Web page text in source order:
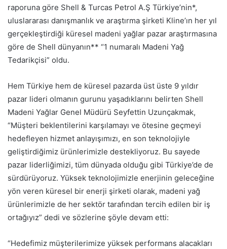
raporuna göre Shell & Turcas Petrol A.Ş Türkiye’nin*,
uluslararası danışmanlık ve araştırma şirketi Kline’ın her yıl
gerçekleştirdiği küresel madeni yağlar pazar araştırmasına
göre de Shell dünyanın** “1 numaralı Madeni Yağ
Tedarikçisi” oldu.
Hem Türkiye hem de küresel pazarda üst üste 9 yıldır
pazar lideri olmanın gurunu yaşadıklarını belirten Shell
Madeni Yağlar Genel Müdürü Seyfettin Uzunçakmak,
“Müşteri beklentilerini karşılamayı ve ötesine geçmeyi
hedefleyen hizmet anlayışımızı, en son teknolojiyle
geliştirdiğimiz ürünlerimizle destekliyoruz. Bu sayede
pazar liderliğimizi, tüm dünyada olduğu gibi Türkiye’de de
sürdürüyoruz. Yüksek teknolojimizle enerjinin geleceğine
yön veren küresel bir enerji şirketi olarak, madeni yağ
ürünlerimizle de her sektör tarafından tercih edilen bir iş
ortağıyız” dedi ve sözlerine şöyle devam etti:
“Hedefimiz müşterilerimize yüksek performans alacakları